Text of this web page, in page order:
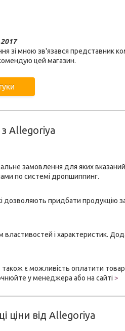
зі мною зв'язався представник
цей магазин.
з Allegoriya
замовлення для яких вказаний
по системі дропшиппинг.
дозволяють придбати продукцію
і характеристик.
є можливість оплатити товар
у менеджера або на сайті >
ціни від Allegoriya